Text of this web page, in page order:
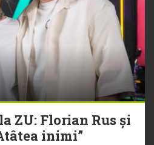
ZU: Florian Rus și
inimi”